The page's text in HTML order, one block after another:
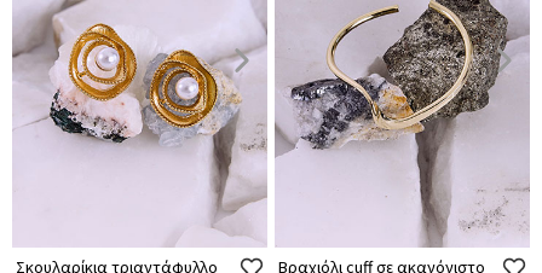
Σκουλαρίκια τριαντάφυλλο Βραχιόλι cuff σε ακανόνιστο